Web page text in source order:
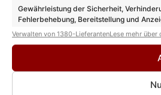
Gewährleistung der Sicherheit,
Fehlerbehebung, Bereitstellung und
Entscheidungen zum Datenschutz
Verwalten von 1380-LieferantenLese mehr über
ESC 2027: